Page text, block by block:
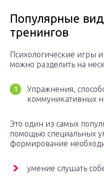
Популярные
тренингов
Психологические игры
можно разделить на
Упражнения,
коммуникативных
Это один из самых
помощью специальных
формирование
умение слушать